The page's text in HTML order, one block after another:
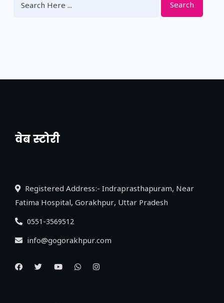
Search
वेब स्टोरी
नया एक्सप्रेसवे: पूर्वांचल का लक, डेवलपमेंट का
Registered Address:- Indraprasthapuram, Near
Fatima Hospital, Gorakhpur, Uttar Pradesh
0551-3569512
info@gogorakhpur.com